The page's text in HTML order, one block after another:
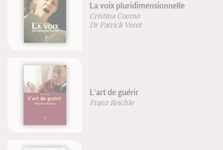
La voix pluridimensionnelle
Cristina Cuomo
Dr Patrick Veret
L'art de guérir
Franz Reichle